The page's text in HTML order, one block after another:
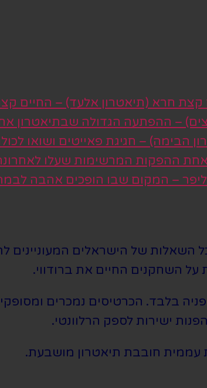
קצת חרא (תיאטרון אלעד) – החיים
– ההפתעה הגדולה שבתיאטרון
הבימה) – חגיגת פאייטים ושואו
אחת ההפקות המרשימות שעלו
– המקום שבו הופכים אהבה
השאלות של הישראלים המעוניינים
על השחקנים החיים את ברודווי.
בלבד. הכרטיסים נמכרים
ישירות לספק הרלוונטי.
עממית חובבת תיאטרון מושבעת.